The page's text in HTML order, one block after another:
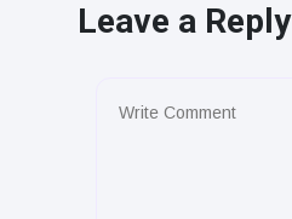
Leave a Reply